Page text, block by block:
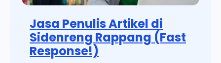
Jasa Penulis Artikel di
Sidenreng Rappang (Fast
Response!)